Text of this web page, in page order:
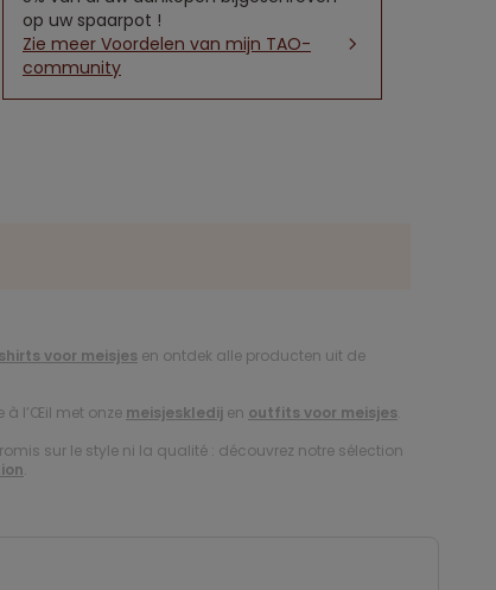
op uw spaarpot !
Zie meer Voordelen van mijn TAO-
community
voor meisjes en ontdek alle producten uit de
à l’Œil met onze meisjeskledij en outfits voor meisjes.
sur le style ni la qualité : découvrez notre sélection
.